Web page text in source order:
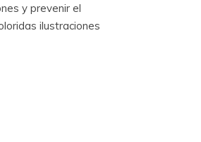
y prevenir el
ilustraciones